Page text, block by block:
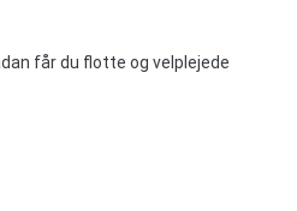
får du flotte og velplejede